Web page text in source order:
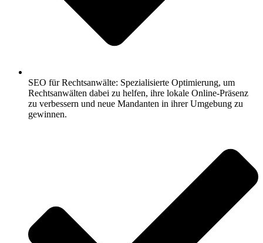
SEO für Rechtsanwälte: Spezialisierte Optimierung, um
Rechtsanwälten dabei zu helfen, ihre lokale Online-Präsenz
zu verbessern und neue Mandanten in ihrer Umgebung zu
gewinnen.